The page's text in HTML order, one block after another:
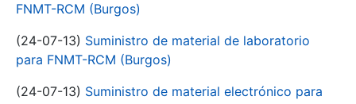
FNMT-RCM (Burgos)
(24-07-13) Suministro de material de laboratorio
para FNMT-RCM (Burgos)
(24-07-13) Suministro de material electrónico para